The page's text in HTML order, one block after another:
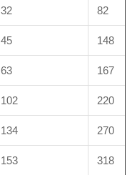
32 82
45 148
63 167
102 220
134 270
153 318